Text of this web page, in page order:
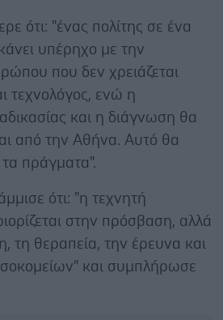
ότι: "ένας πολίτης σε ένα
υπέρηχο με την
που δεν χρειάζεται
τεχνολόγος, ενώ η
και η διάγνωση θα
από την Αθήνα. Αυτό θα
πράγματα".
ότι: "η τεχνητή
στην πρόσβαση, αλλά
τη θεραπεία, την έρευνα και
και συμπλήρωσε